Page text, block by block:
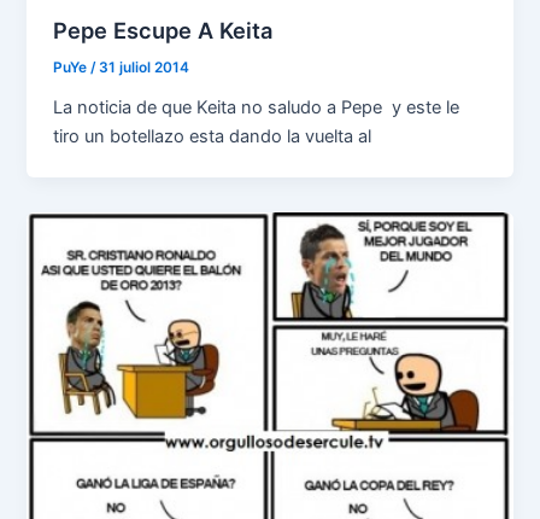
Pepe Escupe A Keita
PuYe/31 juliol 2014
La noticia de que Keita no saludo a Pepe y este le
tiro un botellazo esta dando la vuelta al